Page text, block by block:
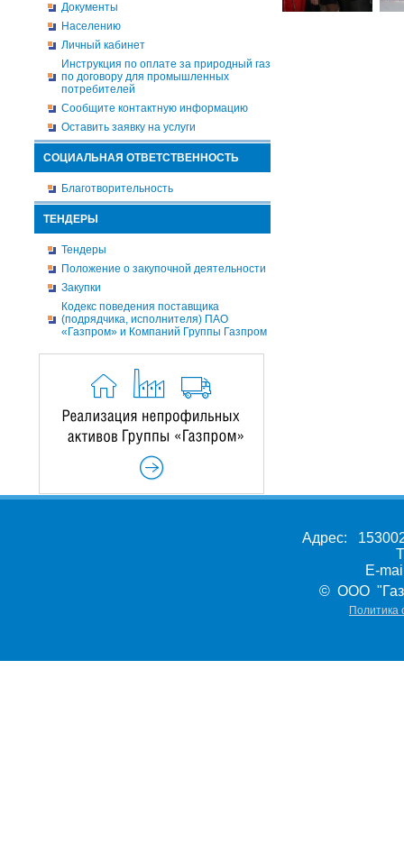
Документы
Населению
Личный кабинет
Инструкция по оплате за природный газ
по договору для промышленных
потребителей
Сообщите контактную информацию
Оставить заявку на услуги
СОЦИАЛЬНАЯ ОТВЕТСТВЕННОСТЬ
Благотворительность
ТЕНДЕРЫ
Тендеры
Положение о закупочной деятельности
Закупки
Кодекс поведения поставщика
(подрядчика, исполнителя) ПАО
«Газпром» и Компаний Группы Газпром
Адрес:
E-
© ООО
Политика